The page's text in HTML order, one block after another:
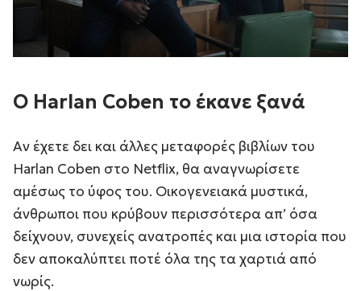
Ο Harlan Coben το έκανε ξανά
Αν έχετε δει και άλλες μεταφορές βιβλίων του
Harlan Coben στο Netflix, θα αναγνωρίσετε
αμέσως το ύφος του. Οικογενειακά μυστικά,
άνθρωποι που κρύβουν περισσότερα απ’ όσα
δείχνουν, συνεχείς ανατροπές και μια ιστορία που
δεν αποκαλύπτει ποτέ όλα της τα χαρτιά από
νωρίς.